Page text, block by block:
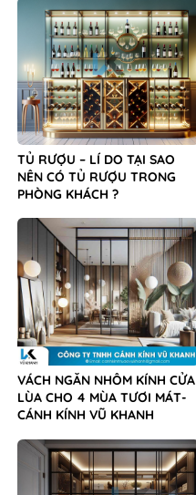
TỦ RƯỢU – LÍ DO TẠI SAO
NÊN CÓ TỦ RƯỢU TRONG
PHÒNG KHÁCH ?
VÁCH NGĂN NHÔM KÍNH CỬA
LÙA CHO 4 MÙA TƯƠI MÁT-
CÁNH KÍNH VŨ KHANH